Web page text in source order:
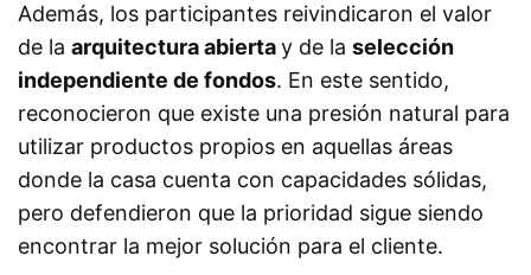
Además, los participantes reivindicaron el valor
de la arquitectura abiertay de la selección
independiente de fondos. En este sentido,
reconocieron que existe una presión natural para
utilizar productos propios en aquellas áreas
donde la casa cuenta con capacidades sólidas,
pero defendieron que la prioridad sigue siendo
encontrar la mejor solución para el cliente.